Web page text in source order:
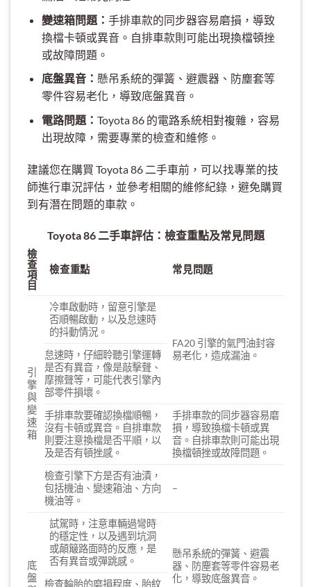
變速箱問題： 手排車款的同步器容易磨損，導致
換檔卡頓或異音。自排車款則可能出現換檔頓挫
或故障問題。
底盤異音： 懸吊系統的彈簧、避震器、防塵套等
零件容易老化，導致底盤異音。
電路問題： Toyota 86 的電路系統相對複雜，容易
出現故障，需要專業的檢查和維修。
建議您在購買 Toyota 86 二手車前，可以找專業的技
師進行車況評估，並參考相關的維修紀錄，避免購買
到有潛在問題的車款。
Toyota 86 二手車評估：檢查重點及常見問題
檢
查
項
目
檢查重點 常見問題
引
擎
與
變
速
箱
冷車啟動時，留意引擎是
否順暢啟動，以及怠速時
的抖動情況。
FA20 引擎的氣門油封容
易老化，造成漏油。
怠速時，仔細聆聽引擎運轉
是否有異音，像是敲擊聲、
摩擦聲等，可能代表引擎內
部零件損壞。
手排車款要確認換檔順暢，
沒有卡頓或異音。自排車款
則要注意換檔是否平順，以
及是否有頓挫感。
手排車款的同步器容易磨
損，導致換檔卡頓或異
音。自排車款則可能出現
換檔頓挫或故障問題。
檢查引擎下方是否有油漬，
包括機油、變速箱油、方向
機油等。
–
底
盤
試駕時，注意車輛過彎時
的穩定性，以及遇到坑洞
或顛簸路面時的反應，是
否有異音或彈跳感。
懸吊系統的彈簧、避震
器、防塵套等零件容易老
化，導致底盤異音。
檢查輪胎的磨損程度、胎紋